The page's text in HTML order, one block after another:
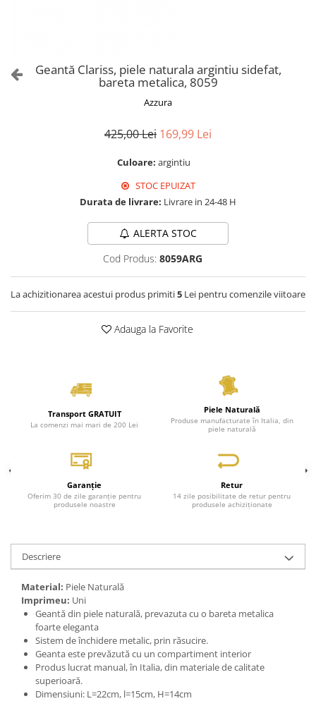
Genți Albe
Genți Gri
Genți Maro
Genți Multicolore
Genți Taupe
Geantă Clariss, piele naturala argintiu sidefat,
bareta metalica, 8059
Azzura
425,00 Lei 169,99 Lei
Culoare: argintiu
STOC EPUIZAT
Durata de livrare: Livrare in 24-48 H
ALERTA STOC
Cod Produs: 8059ARG
La achizitionarea acestui produs primiti5 Lei pentru comenzile viitoare
Adauga la Favorite
Transport GRATUIT
La comenzi mai mari de 200 Lei
Piele Naturală
Produse manufacturate în Italia, din
piele naturală
Garanție
Oferim 30 de zile garanție pentru
produsele noastre
Retur
14 zile posibilitate de retur pentru
produsele achiziționate
Descriere
Material: Piele Naturală
Imprimeu: Uni
Geantă din piele naturală, prevazuta cu o bareta metalica
foarte eleganta
Sistem de închidere metalic, prin răsucire.
Geanta este prevăzută cu un compartiment interior
Produs lucrat manual, în Italia, din materiale de calitate
superioară.
Dimensiuni: L=22cm, l=15cm, H=14cm